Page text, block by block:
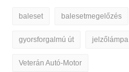
baleset balesetmegelőzés
gyorsforgalmú út jelzőlámpa
Veterán Autó-Motor